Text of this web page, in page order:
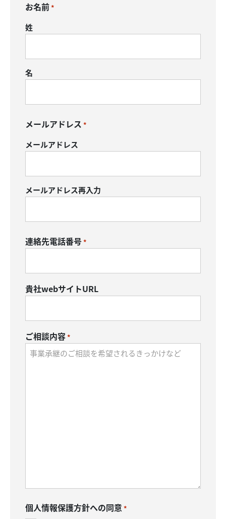
お名前*
姓
名
メールアドレス *
メールアドレス
メールアドレス再入力
連絡先電話番号*
貴社webサイトURL
ご相談内容*
個人情報保護方針への同意 *